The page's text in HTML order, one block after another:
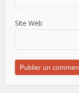
Site Web